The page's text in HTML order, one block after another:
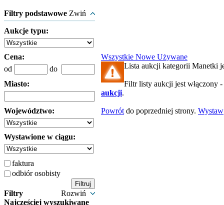
Filtry podstawowe Zwiń
Aukcje typu:
Cena:
od
do
Miasto:
Województwo:
Wystawione w ciągu:
faktura
odbiór osobisty
Filtry
Rozwiń
Najczęściej wyszukiwane
Wszystkie Nowe Używane
Lista aukcji kategorii Manetki
Filtr listy aukcji jest włączony -
aukcji.
Powrót do poprzedniej strony. Wystaw